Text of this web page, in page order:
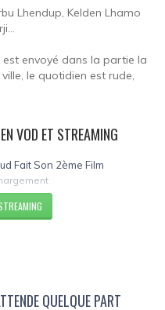
Lhendup, Kelden Lhamo
envoyé dans la partie la
le quotidien est rude,
VOD ET STREAMING
Fait Son 2ème Film
QUELQUE PART